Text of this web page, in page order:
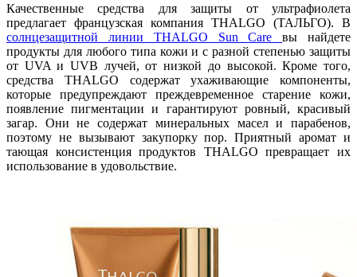
Качественные средства для защиты от ультрафиолета
предлагает французская компания THALGO (ТАЛЬГО). В
солнцезащитной линии THALGO Sun Careвы найдете
продукты для любого типа кожи и с разной степенью защиты
от UVA и UVB лучей, от низкой до высокой. Кроме того,
средства THALGO содержат ухаживающие компоненты,
которые предупреждают преждевременное старение кожи,
появление пигментации и гарантируют ровный, красивый
загар. Они не содержат минеральных масел и парабенов,
поэтому не вызывают закупорку пор. Приятный аромат и
тающая консистенция продуктов THALGO превращает их
использование в удовольствие.